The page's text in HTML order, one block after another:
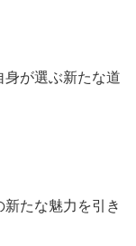
身が選ぶ新たな道
たな魅力を引き